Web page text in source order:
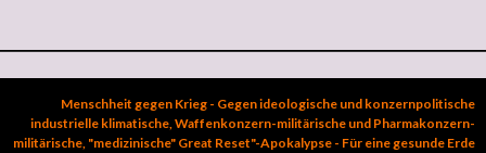
Menschheit gegen Krieg - Gegen ideologische und konzernpolitische
industrielle klimatische, Waffenkonzern-militärische und Pharmakonzern-
militärische, "medizinische" Great Reset"-Apokalypse - Für eine gesunde Erde